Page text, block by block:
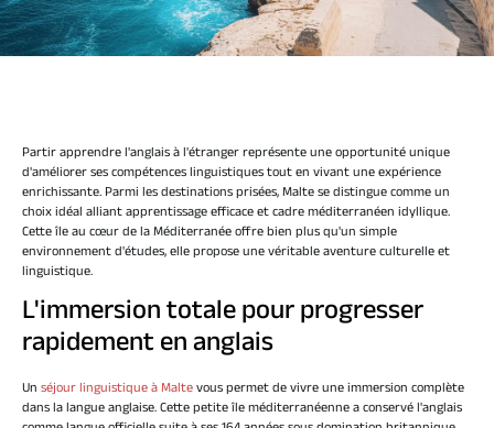
Partir apprendre l'anglais à l'étranger représente une opportunité unique
d'améliorer ses compétences linguistiques tout en vivant une expérience
enrichissante. Parmi les destinations prisées, Malte se distingue comme un
choix idéal alliant apprentissage efficace et cadre méditerranéen idyllique.
Cette île au cœur de la Méditerranée offre bien plus qu'un simple
environnement d'études, elle propose une véritable aventure culturelle et
linguistique.
L'immersion totale pour progresser
rapidement en anglais
Un séjour linguistique à Maltevous permet de vivre une immersion complète
dans la langue anglaise. Cette petite île méditerranéenne a conservé l'anglais